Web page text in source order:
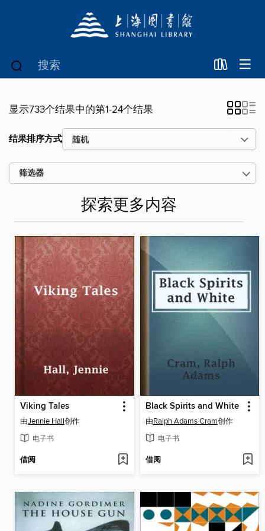
显示733个结果中的第1-24个结果
结果排序方式
筛选器
探索更多内容
Viking Tales
由Jennie Hall创作
电子书
借阅
Black Spirits and White
由Ralph Adams Cram创作
电子书
借阅